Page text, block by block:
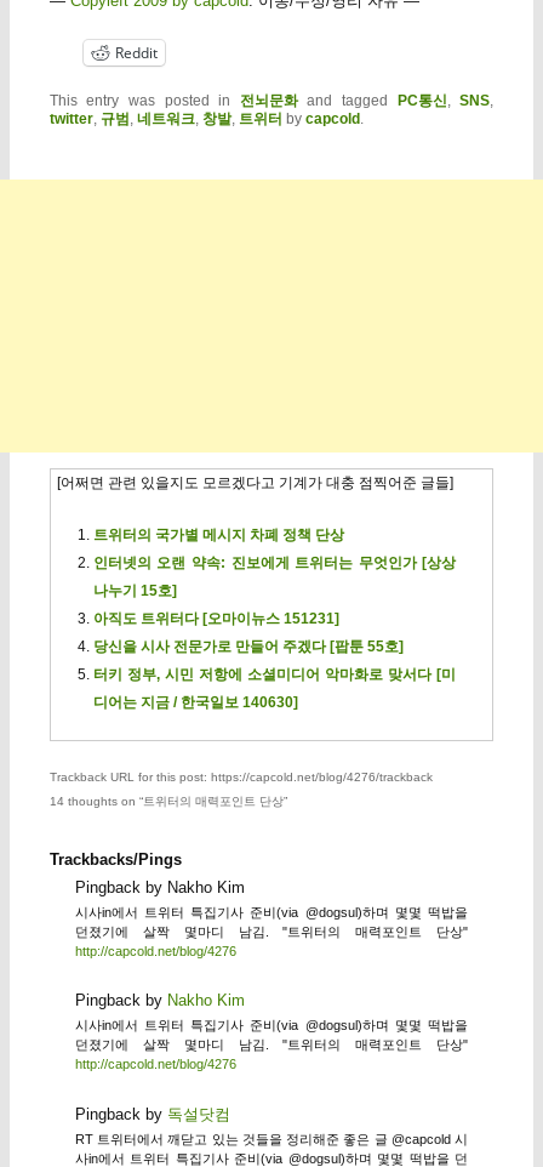
Reddit
This entry was posted in 전뇌문화and tagged PC통신 ,SNS
twitter, 규범 네트워크 창발, 트위터 by capcold.
[어쩌면 관련 있을지도 모르겠다고 기계가 대충 점찍어준 글들]
트위터의 국가별 메시지 차폐 정책 단상
인터넷의 오랜 약속: 진보에게 트위터는 무엇인가 [상상
나누기 15호]
아직도 트위터다 [오마이뉴스 151231]
당신을 시사 전문가로 만들어 주겠다 [팝툰 55호]
터키 정부, 시민 저항에 소셜미디어 악마화로 맞서다 [미
디어는 지금 / 한국일보 140630]
Trackback URL for this post: https://capcold.net/blog/4276/trackback
14 thoughts on “트위터의 매력포인트 단상”
Trackbacks/Pings
Pingback by Nakho Kim
시사in에서 트위터 특집기사 준비(via @dogsul)하며 몇몇 떡밥을
던졌기에 살짝 몇마디 남김. "트위터의 매력포인트 단상"
http://capcold.net/blog/4276
Pingback by Nakho Kim
시사in에서 트위터 특집기사 준비(via @dogsul)하며 몇몇 떡밥을
던졌기에 살짝 몇마디 남김. "트위터의 매력포인트 단상"
http://capcold.net/blog/4276
Pingback by 독설닷컴
RT 트위터에서 깨닫고 있는 것들을 정리해준 좋은 글 @capcold 시
사in에서 트위터 특집기사 준비(via @dogsul)하며 몇몇 떡밥을 던